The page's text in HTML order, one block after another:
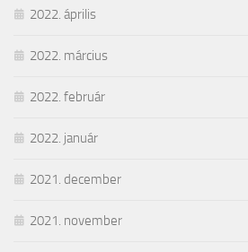
2022. április
2022. március
2022. február
2022. január
2021. december
2021. november